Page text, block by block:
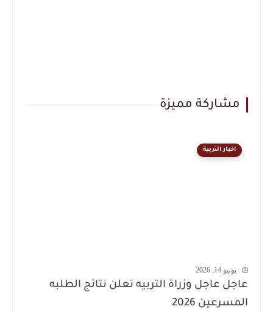
مشاركة مميزة
اخبار التربية
يونيو 14, 2026
عاجل عاجل وزراة التربيه تعلن نتائج الطلبه
المسرعين 2026